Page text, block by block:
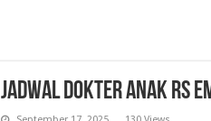
Jadwal Dokter Anak RS